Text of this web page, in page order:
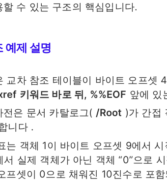
수 있는 구조의 핵심입니다.
예제 설명
교차 참조 테이블이 바이트 오프셋
키워드 바로 뒤, %%EOF 앞에 있
전은 문서 카탈로그( /Root )가 간접
니다 .
는 객체 1이 바이트 오프셋 9에서
서 실제 객체가 아닌 객체 “0”으로
프셋이 0으로 채워진 10진수로 포